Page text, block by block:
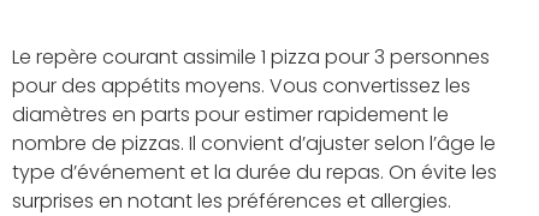
Le repère courant assimile 1 pizza pour 3 personnes
pour des appétits moyens. Vous convertissez les
diamètres en parts pour estimer rapidement le
nombre de pizzas. Il convient d’ajuster selon l’âge le
type d’événement et la durée du repas. On évite les
surprises en notant les préférences et allergies.